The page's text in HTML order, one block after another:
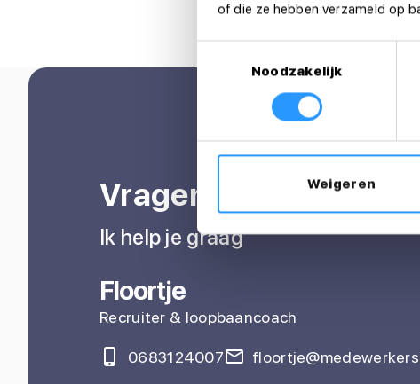
of die ze hebben verzameld op
Noodzakelijk
Weigeren
Vragen over je
Ik help je graag
Floortje
Recruiter & loopbaancoach
0683124007